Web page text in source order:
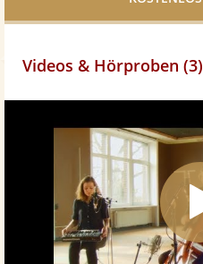
Videos & Hörproben (3)